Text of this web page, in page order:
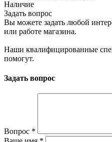
Наличие
Задать вопрос
Вы можете задать любой
или работе магазина.
Наши квалифицированные
помогут.
Задать вопрос
Вопрос *